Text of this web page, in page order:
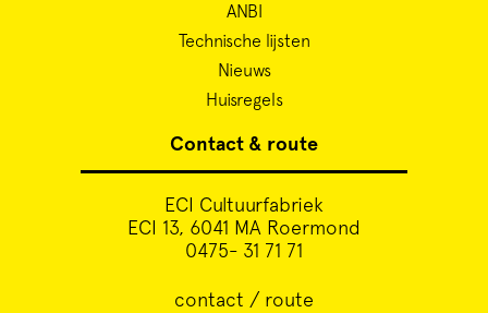
ANBI
Technische lijsten
Nieuws
Huisregels
Contact & route
ECI Cultuurfabriek
ECI 13, 6041 MA Roermond
0475- 31 71 71
contact / route